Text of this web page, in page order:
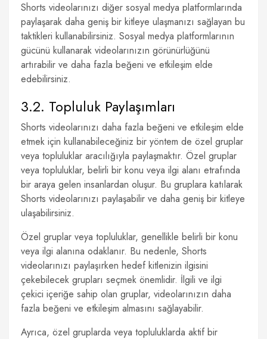
Shorts videolarınızı diğer sosyal medya platformlarında
paylaşarak daha geniş bir kitleye ulaşmanızı sağlayan bu
taktikleri kullanabilirsiniz. Sosyal medya platformlarının
gücünü kullanarak videolarınızın görünürlüğünü
artırabilir ve daha fazla beğeni ve etkileşim elde
edebilirsiniz.
3.2. Topluluk Paylaşımları
Shorts videolarınızı daha fazla beğeni ve etkileşim elde
etmek için kullanabileceğiniz bir yöntem de özel gruplar
veya topluluklar aracılığıyla paylaşmaktır. Özel gruplar
veya topluluklar, belirli bir konu veya ilgi alanı etrafında
bir araya gelen insanlardan oluşur. Bu gruplara katılarak
Shorts videolarınızı paylaşabilir ve daha geniş bir kitleye
ulaşabilirsiniz.
Özel gruplar veya topluluklar, genellikle belirli bir konu
veya ilgi alanına odaklanır. Bu nedenle, Shorts
videolarınızı paylaşırken hedef kitlenizin ilgisini
çekebilecek grupları seçmek önemlidir. İlgili ve ilgi
çekici içeriğe sahip olan gruplar, videolarınızın daha
fazla beğeni ve etkileşim almasını sağlayabilir.
Ayrıca, özel gruplarda veya topluluklarda aktif bir